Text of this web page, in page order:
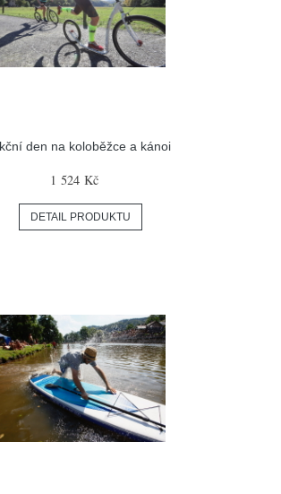
den na koloběžce a kánoi
1 524 Kč
DETAIL PRODUKTU